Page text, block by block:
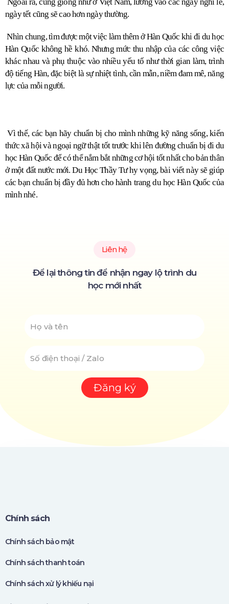
ngày tết cũng sẽ cao hơn ngày thường.
Nhìn chung, tìm được một việc làm thêm ở Hàn Quốc khi đi du học
Hàn Quốc không hề khó. Nhưng mức thu nhập của các công việc
khác nhau và phụ thuộc vào nhiều yếu tố như thời gian làm, trình
độ tiếng Hàn, đặc biệt là sự nhiệt tình, cần mẫn, niềm đam mê, năng
lực của mỗi người.
Vì thế, các bạn hãy chuẩn bị cho mình những kỹ năng sống, kiến
thức xã hội và ngoại ngữ thật tốt trước khi lên đường chuẩn bị đi du
học Hàn Quốc để có thể nắm bắt những cơ hội tốt nhất cho bản thân
ở một đất nước mới. Du Học Thầy Tư hy vọng, bài viết này sẽ giúp
các bạn chuẩn bị đầy đủ hơn cho hành trang du học Hàn Quốc của
mình nhé.
Liên hệ
Để lại thông tin để nhận ngay lộ trình du
học mới nhất
Đăng ký
Chính sách
Chính sách bảo mật
Chính sách thanh toán
Chính sách xử lý khiếu nại